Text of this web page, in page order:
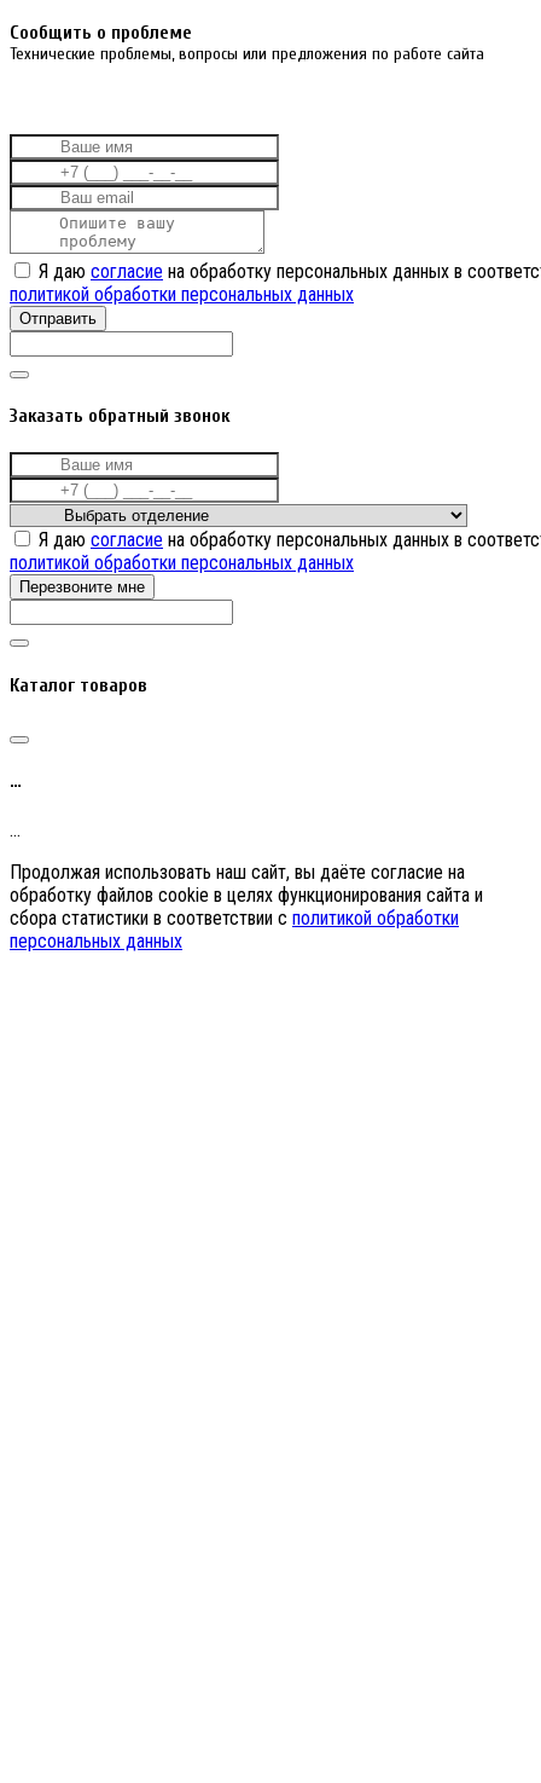
Cообщить о проблеме
Технические проблемы, вопросы или предложения по работе сайта
Я даю согласие на обработку персональных данных в
политикой обработки персональных данных
Отправить
Заказать обратный звонок
Я даю согласие на обработку персональных данных в
политикой обработки персональных данных
Перезвоните мне
Каталог товаров
…
…
Продолжая использовать наш сайт, вы даёте согласие на
обработку файлов cookie в целях функционирования сайта и
сбора статистики в соответствии с политикой обработки
персональных данных